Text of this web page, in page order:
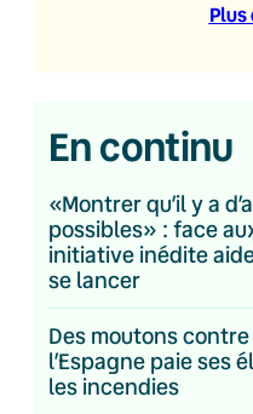
Plus
En continu
«Montrer qu’il y a
possibles» : face
initiative inédite
se lancer
Des moutons
l’Espagne paie ses
les incendies